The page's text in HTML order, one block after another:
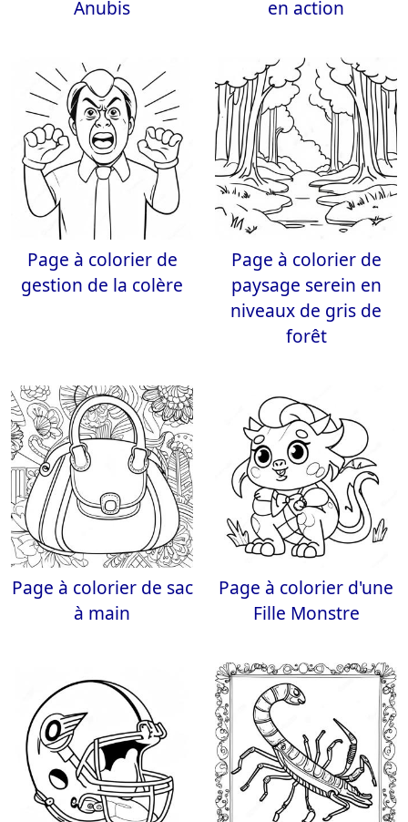
Anubis en action
Page à colorier de
gestion de la colère
Page à colorier de
paysage serein en
niveaux de gris de
forêt
Page à colorier de sac
à main
Page à colorier d'une
Fille Monstre